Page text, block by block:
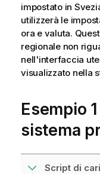
impostato in
utilizzerà le
ora e valuta.
regionale non
nell'interfaccia
visualizzato nella
Esempio
sistema
Script di